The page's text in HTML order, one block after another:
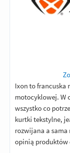
Ixon to francuska
motocyklowej. W
wszystko co
kurtki tekstylne,
rozwijana a
opinią produktów